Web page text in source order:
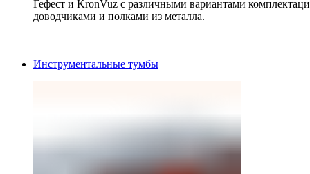
Гефест и KronVuz с различными вариантами
доводчиками и полками из металла.
Инструментальные тумбы